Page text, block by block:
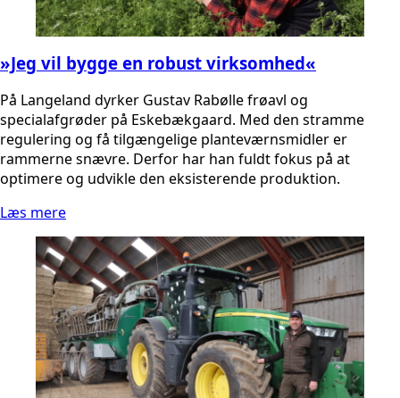
»Jeg vil bygge en robust virksomhed«
På Langeland dyrker Gustav Rabølle frøavl og
specialafgrøder på Eskebækgaard. Med den stramme
regulering og få tilgængelige planteværnsmidler er
rammerne snævre. Derfor har han fuldt fokus på at
optimere og udvikle den eksisterende produktion.
Læs mere